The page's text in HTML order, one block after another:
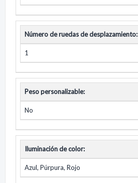
Número de ruedas de desplazamiento:
1
Peso personalizable:
No
Iluminación de color:
Azul, Púrpura, Rojo